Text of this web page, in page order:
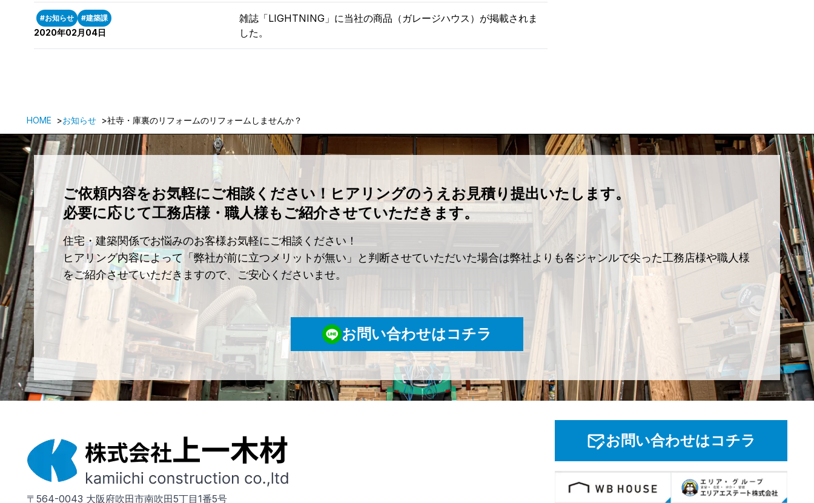
#お知らせ #建築課
2020年02月04日
雑誌「LIGHTNING」に当社の商品（ガレージハウス）が掲載されま
した。
HOME お知らせ 社寺・庫裏のリフォームのリフォームしませんか？
ご依頼内容をお気軽にご相談ください！ヒアリングのうえお見積り提出いたします。
必要に応じて工務店様・職人様もご紹介させていただきます。
住宅・建築関係でお悩みのお客様お気軽にご相談ください！
ヒアリング内容によって「弊社が前に立つメリットが無い」と判断させていただいた場合は弊社よりも各ジャンルで尖った工務店様や職人様
をご紹介させていただきますので、ご安心くださいませ。
お問い合わせはコチラ
〒564-0043 大阪府吹田市南吹田5丁目1番5号
お問い合わせはコチラ